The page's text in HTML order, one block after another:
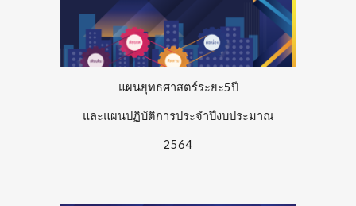
แผนยุทธศาสตร์ระยะ5ปี
และแผนปฏิบัติการประจำปีงบประมาณ
2564